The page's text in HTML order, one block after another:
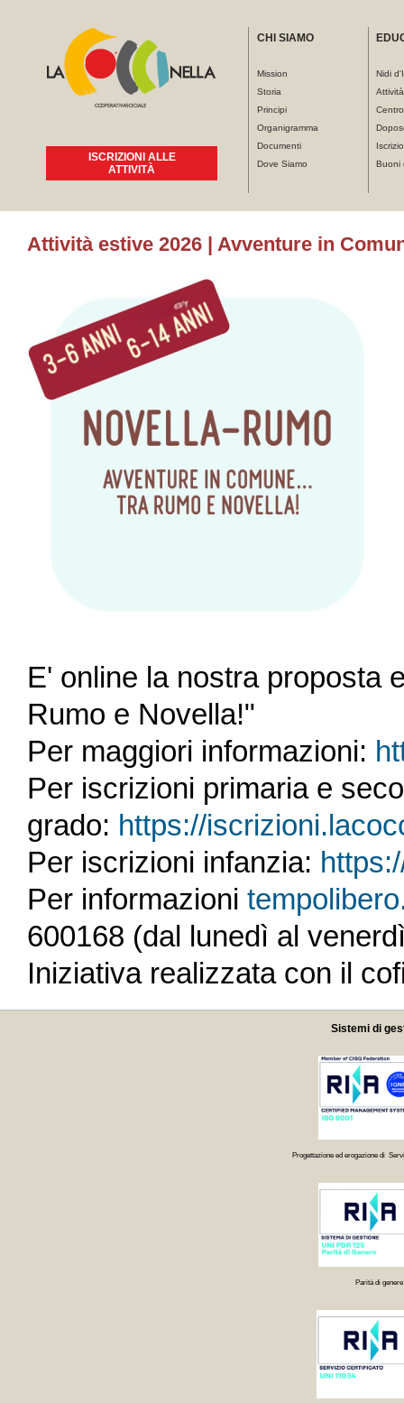
ISCRIZIONI ALLE
ATTIVITÀ
CHI SIAMO
Mission
Storia
Principi
Organigramma
Documenti
Dove Siamo
Nidi
Buoni
Tu sei qui
Attività estive 2026 | Avventure in
E' online la nostra proposta
Rumo e Novella!"
Per maggiori informazioni:
Per iscrizioni primaria e
grado: https://
Per iscrizioni infanzia:
Per informazioni
600168 (dal lunedì al
Iniziativa realizzata con il
Sistemi di
Progettazione ed erogazione di
Parità di genere